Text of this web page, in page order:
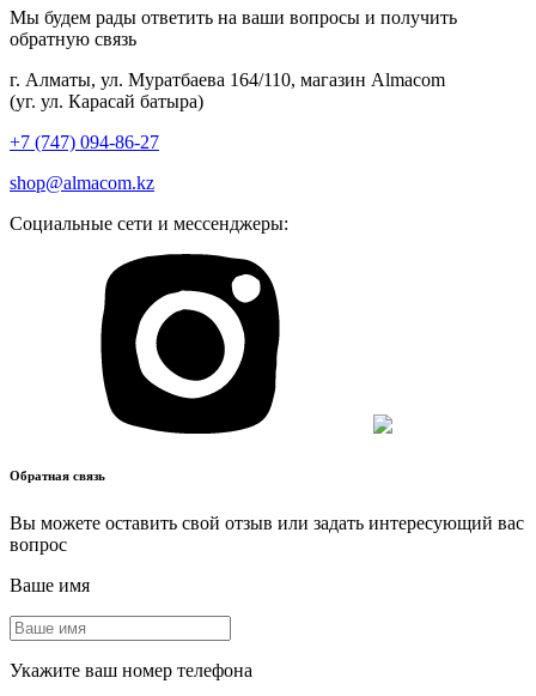
Мы будем рады ответить на ваши вопросы и получить
обратную связь
г. Алматы, ул. Муратбаева 164/110, магазин Almacom
(уг. ул. Карасай батыра)
+7 (747) 094-86-27
shop@almacom.kz
Социальные сети и мессенджеры:
Обратная связь
Вы можете оставить свой отзыв или задать интересующий вас
вопрос
Ваше имя
Укажите ваш номер телефона